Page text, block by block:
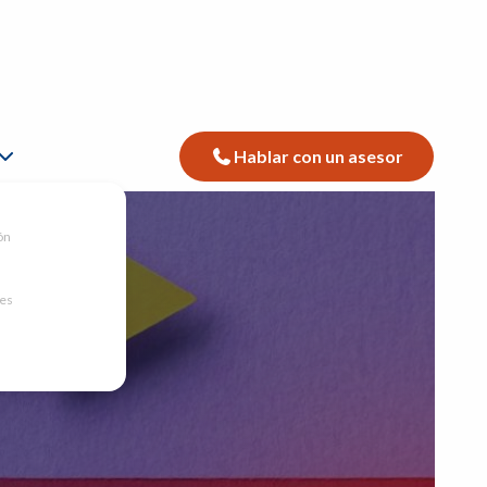
Hablar con un asesor